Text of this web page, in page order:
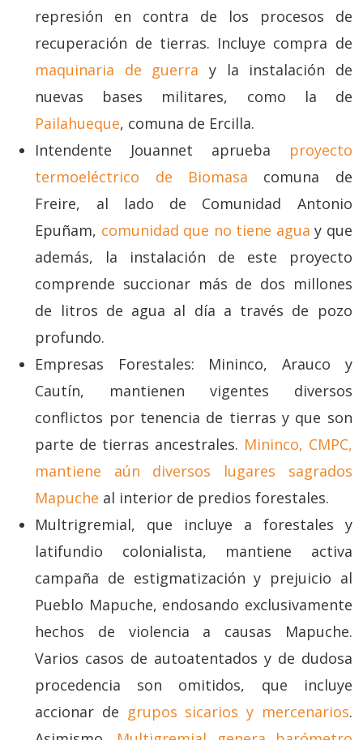
represión en contra de los procesos de
recuperación de tierras. Incluye compra de
maquinaria de guerra y la instalación de
nuevas bases militares, como la de
Pailahueque, comuna de Ercilla.
Intendente Jouannet aprueba
proyecto
termoeléctrico de Biomasa comuna de
Freire, al lado de Comunidad Antonio
Epuñam, comunidad que no tiene agua y que
además, la instalación de este proyecto
comprende succionar más de dos millones
de litros de agua al día a través de pozo
profundo.
Empresas Forestales: Mininco, Arauco y
Cautín, mantienen vigentes diversos
conflictos por tenencia de tierras y que son
parte de tierras ancestrales. Mininco, CMPC,
mantiene aún diversos lugares sagrados
Mapuche al interior de predios forestales.
Multrigremial, que incluye a forestales y
latifundio colonialista, mantiene activa
campaña de estigmatización y prejuicio al
Pueblo Mapuche, endosando exclusivamente
hechos de violencia a causas Mapuche.
Varios casos de autoatentados y de dudosa
procedencia son omitidos, que incluye
accionar de grupos sicarios y mercenarios.